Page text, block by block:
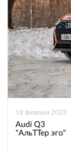
18 февраля 2022
Audi Q3
"АльТТер эго"